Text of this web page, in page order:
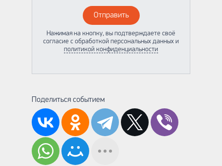
Отправить
Нажимая на кнопку, вы подтверждаете своё
согласие с обработкой персональных данных и
политикой конфиденциальности
Поделиться событием